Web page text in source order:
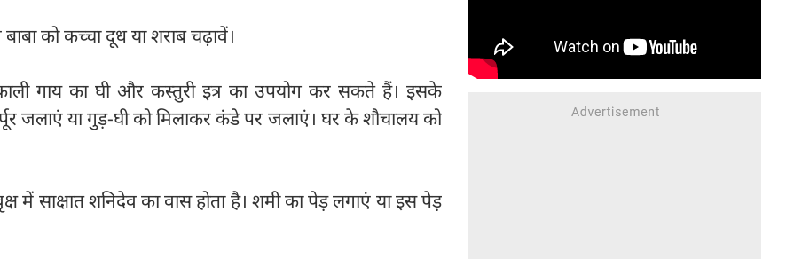
को कच्चा दूध या शराब चढ़ावें।
गाय का घी और कस्तुरी इत्र का उपयोग कर सकते हैं। इसके
जलाएं या गुड़-घी को मिलाकर कंडे पर जलाएं। घर के शौचालय को
में साक्षात शनिदेव का वास होता है। शमी का पेड़ लगाएं या इस पेड़